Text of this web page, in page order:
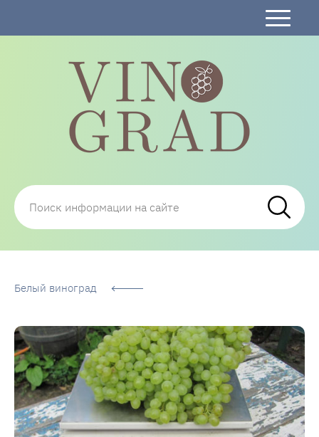
Сорта Винограда: описание, фото, отзывы,
технологии посадки и ухода
Белый виноград